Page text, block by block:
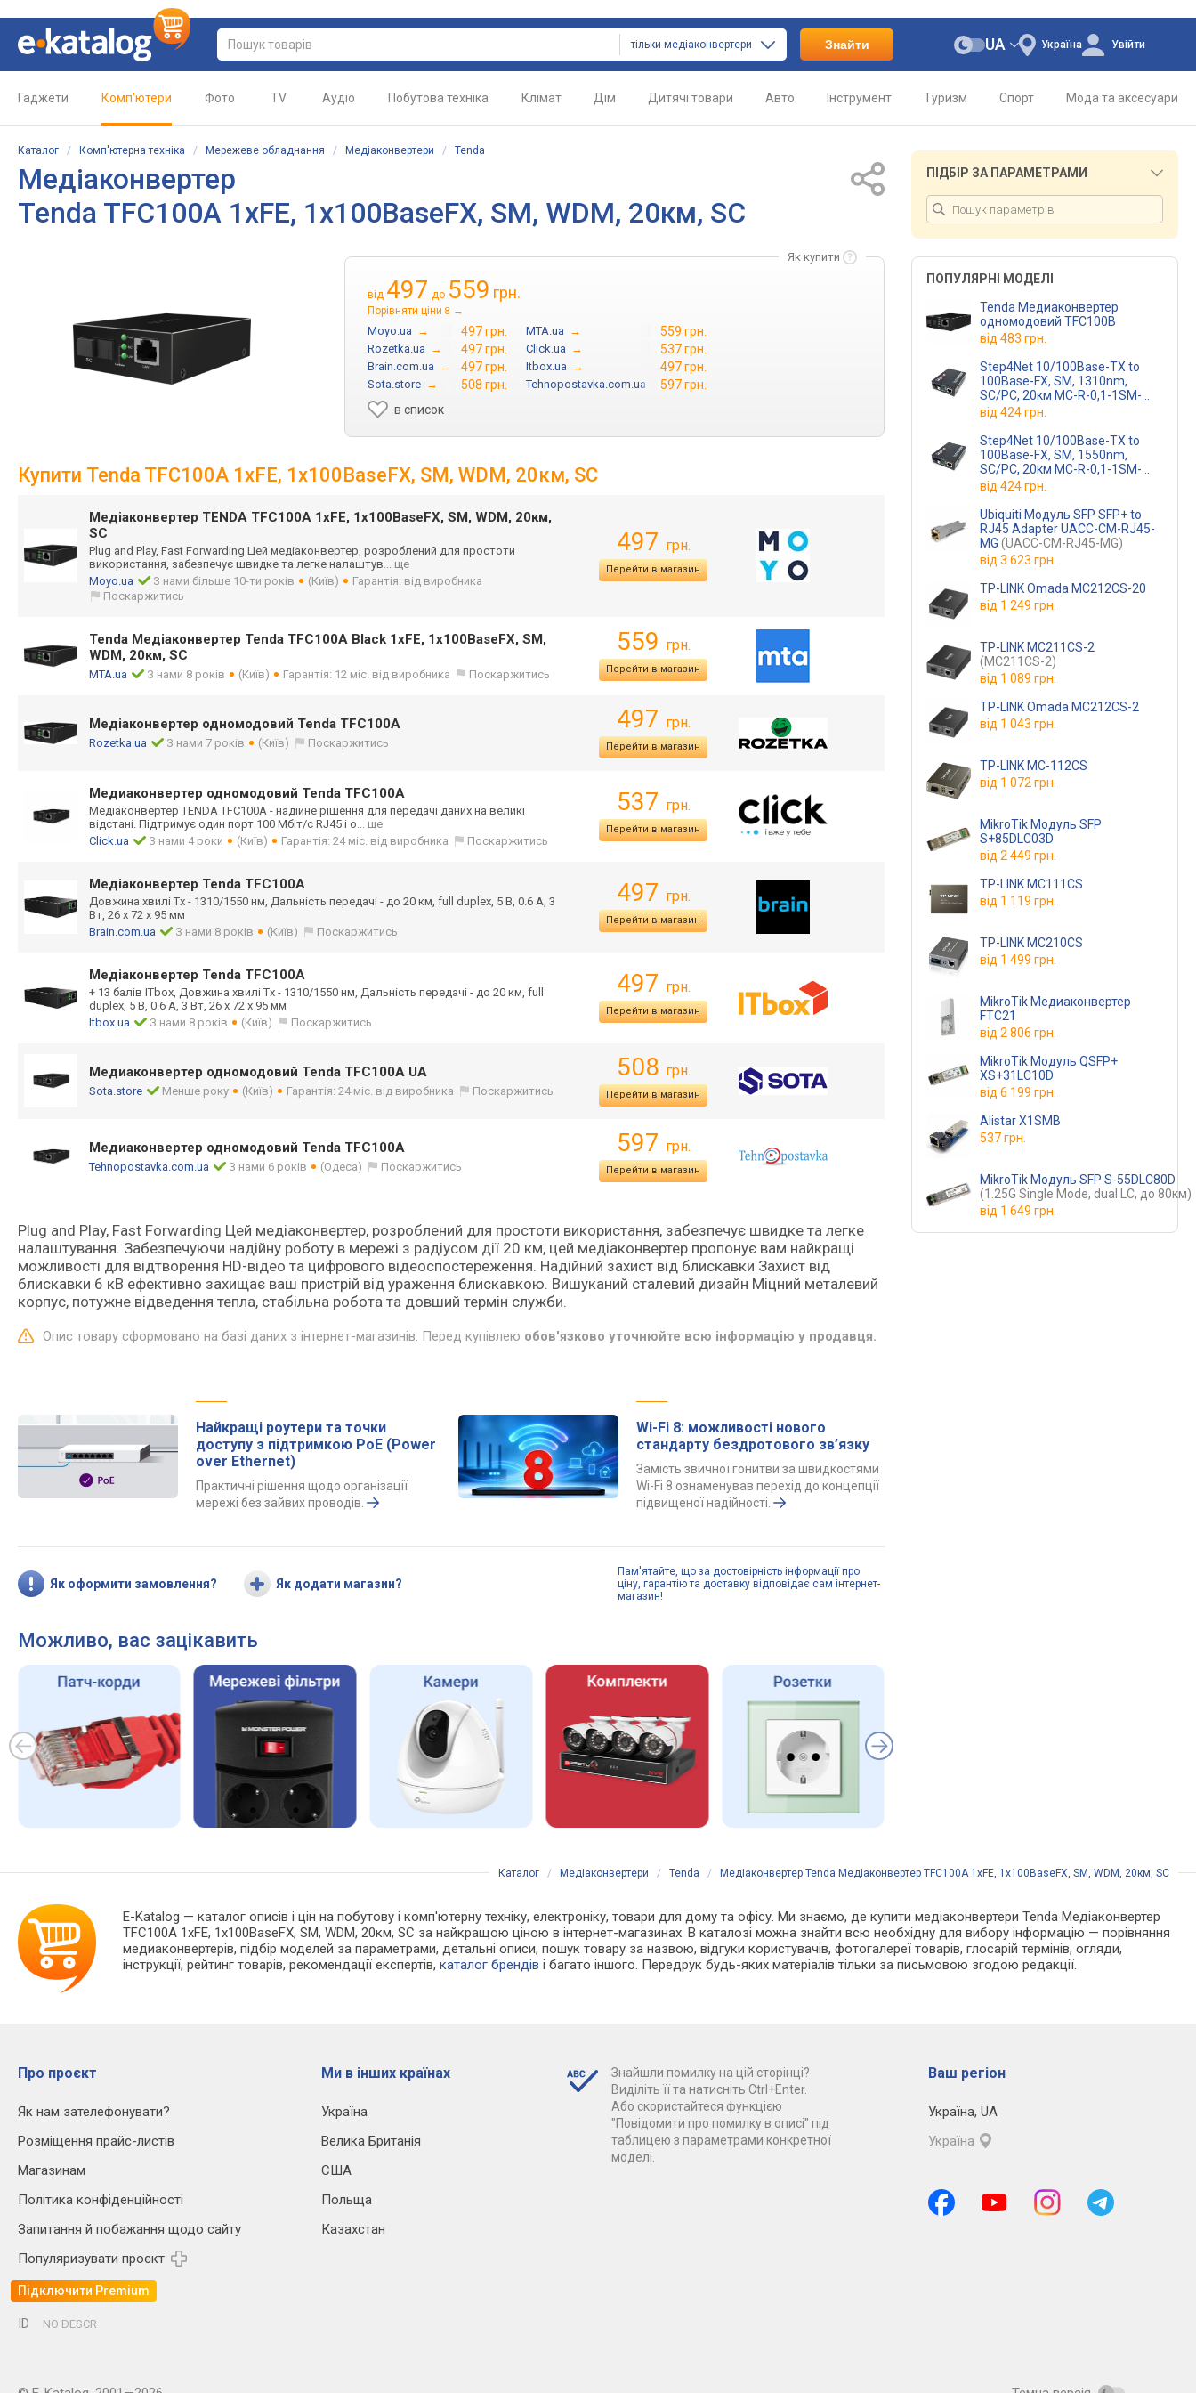
тільки медіаконвертери Знайти Україна
UA Увійти
Гаджети Комп'ютери Фото TV Аудіо Побутова техніка Клімат Дім Дитячі товари Авто Інструмент Туризм Спорт Мода та аксесуари
Каталог / Комп'ютерна техніка / Мережеве обладнання / Медіаконвертери / Tenda
Медіаконвертер
Tenda TFC100A 1xFE, 1x100BaseFX, SM, WDM, 20км, SC
Як купити
від 497 до 559 грн.
Порівняти ціни 8 →
Moyo.ua → 497 грн. MTA.ua → 559 грн.
Rozetka.ua → 497 грн. Click.ua → 537 грн.
Brain.com.ua → 497 грн. Itbox.ua → 497 грн.
Sota.store → 508 грн. Tehnopostavka.com.ua →597 грн.
в список
Купити Tenda TFC100A 1xFE, 1x100BaseFX, SM, WDM, 20км, SC
Медіаконвертер TENDA TFC100A 1xFE, 1x100BaseFX, SM, WDM, 20км,
SC
Plug and Play, Fast Forwarding Цей медіаконвертер, розроблений для простоти
використання, забезпечує швидке та легке налаштув... ще
Moyo.ua
З нами більше 10-ти років (Київ)
Гарантія: від виробника
Поскаржитись
497 грн.
Перейти в магазин
Tenda Медіаконвертер Tenda TFC100A Black 1xFE, 1x100BaseFX, SM,
WDM, 20км, SC
MTA.ua З нами 8 років (Київ) Гарантія: 12 міс. від виробника Поскаржитись
559 грн.
Перейти в магазин
Медіаконвертер одномодовий Tenda TFC100A
Rozetka.ua З нами 7 років (Київ) Поскаржитись
497 грн.
Перейти в магазин
Медиаконвертер одномодовий Tenda TFC100A
Медіаконвертер TENDA TFC100A - надійне рішення для передачі даних на великі
відстані. Підтримує один порт 100 Мбіт/с RJ45 і о... ще
Click.ua
З нами 4 роки (Київ) Гарантія: 24 міс. від виробника Поскаржитись
537 грн.
Перейти в магазин
Медіаконвертер Tenda TFC100A
Довжина хвилі Tx - 1310/1550 нм, Дальність передачі - до 20 км, full duplex, 5 В, 0.6 А, 3
Вт, 26 x 72 x 95 мм
Brain.com.ua
З нами 8 років (Київ) Поскаржитись
497 грн.
Перейти в магазин
Медіаконвертер Tenda TFC100A
+ 13 балів ITbox, Довжина хвилі Tx - 1310/1550 нм, Дальність передачі - до 20 км, full
duplex, 5 В, 0.6 А, 3 Вт, 26 x 72 x 95 мм
Itbox.ua
З нами 8 років (Київ) Поскаржитись
497 грн.
Перейти в магазин
Медиаконвертер одномодовий Tenda TFC100A UA
Sota.store Менше року (Київ) Гарантія: 24 міс. від виробника Поскаржитись
508 грн.
Перейти в магазин
Медиаконвертер одномодовий Tenda TFC100A
Tehnopostavka.com.ua З нами 6 років (Одеса) Поскаржитись
597 грн.
Перейти в магазин
Plug and Play, Fast Forwarding Цей медіаконвертер, розроблений для простоти використання, забезпечує швидке та легке
налаштування. Забезпечуючи надійну роботу в мережі з радіусом дії 20 км, цей медіаконвертер пропонує вам найкращі
можливості для відтворення HD-відео та цифрового відеоспостереження. Надійний захист від блискавки Захист від
блискавки 6 кВ ефективно захищає ваш пристрій від ураження блискавкою. Вишуканий сталевий дизайн Міцний металевий
корпус, потужне відведення тепла, стабільна робота та довший термін служби.
Опис товару сформовано на базі даних з інтернет-магазинів. Перед купівлею обов'язково уточнюйте всю інформацію у продавця.
Найкращі роутери та точки
доступу з підтримкою PoE (Power
over Ethernet)
Практичні рішення щодо організації
мережі без зайвих проводів.
Wi-Fi 8: можливості нового
стандарту бездротового зв’язку
Замість звичної гонитви за швидкостями
Wi-Fi 8 ознаменував перехід до концепції
підвищеної надійності.
Як оформити замовлення? Як додати магазин?
Пам'ятайте, що за достовірність інформації про
ціну, гарантію та доставку відповідає сам інтернет-
магазин!
Можливо, вас зацікавить
ПІДБІР ЗА ПАРАМЕТРАМИ
ПОПУЛЯРНІ МОДЕЛІ
Tenda Медиаконвертер
одномодовий TFC100B
від 483 грн.
Step4Net 10/100Base-TX to
100Base-FX, SM, 1310nm,
SC/PC, 20км MC-R-0,1-1SM-
1310n
(MC-R-0,1-1SM-1310nm-20-LFP)
від 424 грн.
Step4Net 10/100Base-TX to
100Base-FX, SM, 1550nm,
SC/PC, 20км MC-R-0,1-1SM-
1550n
(MC-R-0,1-1SM-1550nm-20-LFP)
від 424 грн.
Ubiquiti Модуль SFP SFP+ to
RJ45 Adapter UACC-CM-RJ45-
MG (UACC-CM-RJ45-MG)
від 3 623 грн.
TP-LINK Omada MC212CS-20
від 1 249 грн.
TP-LINK MC211CS-2
(MC211CS-2)
від 1 089 грн.
TP-LINK Omada MC212CS-2
від 1 043 грн.
TP-LINK MC-112CS
від 1 072 грн.
MikroTik Модуль SFP
S+85DLC03D
від 2 449 грн.
TP-LINK MC111CS
від 1 119 грн.
TP-LINK MC210CS
від 1 499 грн.
MikroTik Медиаконвертер
FTC21
від 2 806 грн.
MikroTik Модуль QSFP+
XS+31LC10D
від 6 199 грн.
Alistar X1SMB
537 грн.
MikroTik Модуль SFP S-55DLC80D
(1.25G Single Mode, dual LC, до 80км)
від 1 649 грн.
Каталог / Медіаконвертери / Tenda / Медіаконвертер Tenda Медіаконвертер TFC100A 1xFE, 1x100BaseFX, SM, WDM, 20км, SC
E-Katalog — каталог описів і цін на побутову і комп'ютерну техніку, електроніку, товари для дому та офісу. Ми знаємо, де купити медіаконвертери Tenda Медіаконвертер
TFC100A 1xFE, 1x100BaseFX, SM, WDM, 20км, SC за найкращою ціною в інтернет-магазинах. В каталозі можна знайти всю необхідну для вибору інформацію — порівняння
медиаконвертерів, підбір моделей за параметрами, детальні описи, пошук товару за назвою, відгуки користувачів, фотогалереї товарів, глосарій термінів, огляди,
інструкції, рейтинг товарів, рекомендації експертів,каталог брендів і багато іншого. Передрук будь-яких матеріалів тільки за письмовою згодою редакції.
Про проєкт
Як нам зателефонувати?
Розміщення прайс-листів
Магазинам
Політика конфіденційності
Запитання й побажання щодо сайту
Популяризувати проєкт
Підключити Premium
Ми в інших країнах
Україна
Велика Британія
США
Польща
Казахстан
Знайшли помилку на цій сторінці?
Виділіть її та натисніть Ctrl+Enter.
Або скористайтеся функцією
"Повідомити про помилку в описі" під
таблицею з параметрами конкретної
моделі.
Ваш регіон
Україна, UA
Україна
ID NO DESCR